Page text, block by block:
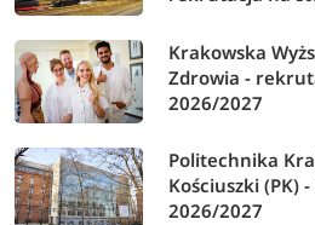
różnić, dokładne informacje na
na esr.awf.krakow.pl
Dowiedz się więcej
Krakowska
Zdrowia -
2026/2027
Politechnika
Kościuszki (PK)
2026/2027